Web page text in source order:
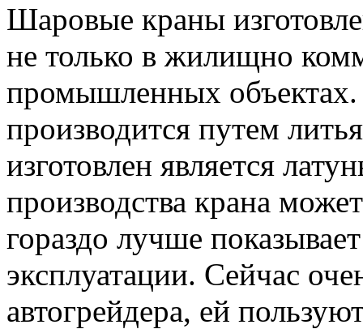
Шаровые краны
не только в жилищно
промышленных
производится путем
изготовлен является
производства крана
гораздо лучше
эксплуатации. Сейчас
автогрейдера, ей